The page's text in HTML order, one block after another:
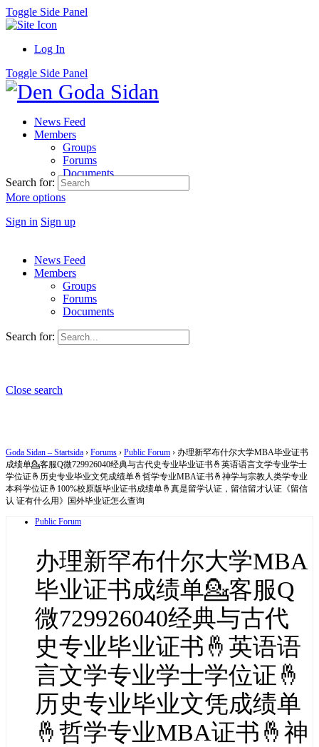
Toggle Side Panel
Log In
Toggle Side Panel
News Feed
Members
Groups
Forums
Documents
More options
Sign in Sign up
Search for:
News Feed
Members
Groups
Forums
Documents
Search for:
Close search
Goda Sidan – Startsida › Forums › Public Forum › 办理新罕布什尔大学MBA毕业证书
成绩单💁客服Q微729926040经典与古代史专业毕业证书🤞英语语言文学专业学士
学位证🤞历史专业毕业文凭成绩单🤞哲学专业MBA证书🤞神学与宗教人类学专业
本科学位证🤞100%校原版毕业证书成绩单🤞真是留学认证，留信留才认证《留信
认 证有什么用》国外毕业证怎么查询
Public Forum
办理新罕布什尔大学MBA
毕业证书成绩单💁客服Q
微729926040经典与古代
史专业毕业证书🤞英语语
言文学专业学士学位证🤞
历史专业毕业文凭成绩单
🤞哲学专业MBA证书🤞神